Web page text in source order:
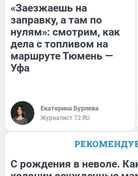
«Заезжаешь на
заправку, а там по
нулям»: смотрим, как
дела с топливом на
маршруте Тюмень —
Уфа
Екатерина Бурлева
Журналист 72.RU
С рождения в неволе.